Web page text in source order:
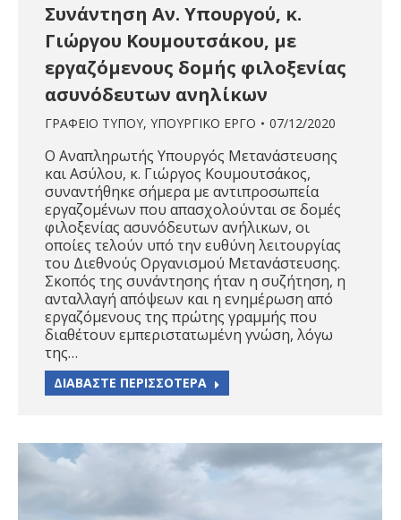
Συνάντηση Αν. Υπουργού, κ.
Γιώργου Κουμουτσάκου, με
εργαζόμενους δομής φιλοξενίας
ασυνόδευτων ανηλίκων
ΓΡΑΦΕΙΟ ΤΥΠΟΥ, ΥΠΟΥΡΓΙΚΟ ΕΡΓΟ 07/12/2020
Ο Αναπληρωτής Υπουργός Μετανάστευσης
και Ασύλου, κ. Γιώργος Κουμουτσάκος,
συναντήθηκε σήμερα με αντιπροσωπεία
εργαζομένων που απασχολούνται σε δομές
φιλοξενίας ασυνόδευτων ανήλικων, οι
οποίες τελούν υπό την ευθύνη λειτουργίας
του Διεθνούς Οργανισμού Μετανάστευσης.
Σκοπός της συνάντησης ήταν η συζήτηση, η
ανταλλαγή απόψεων και η ενημέρωση από
εργαζόμενους της πρώτης γραμμής που
διαθέτουν εμπεριστατωμένη γνώση, λόγω
της…
ΔΙΑΒΑΣΤΕ ΠΕΡΙΣΣΟΤΕΡΑ